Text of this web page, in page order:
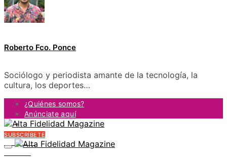
Roberto Fco. Ponce
Sociólogo y periodista amante de la tecnología, la
cultura, los deportes…
¿Quiénes somos?
Anúnciate aquí
Contacto
FACEBOOK
SUBSCRÍBETE